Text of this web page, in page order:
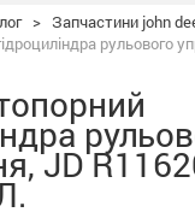
> Запчастини john
рульового
JD